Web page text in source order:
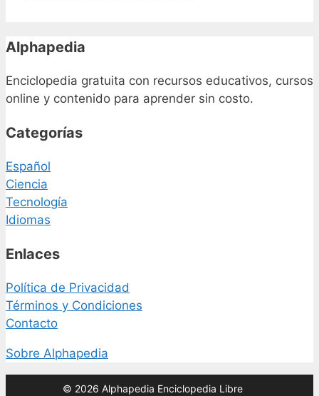
Alphapedia
Enciclopedia gratuita con recursos educativos, cursos
online y contenido para aprender sin costo.
Categorías
Español
Ciencia
Tecnología
Idiomas
Enlaces
Política de Privacidad
Términos y Condiciones
Contacto
Sobre Alphapedia